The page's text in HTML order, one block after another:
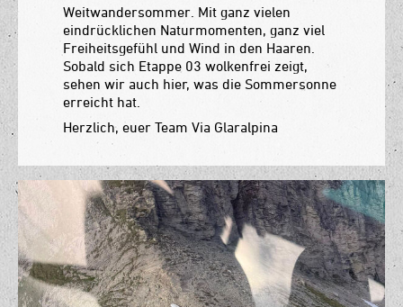
Weitwandersommer. Mit ganz vielen
eindrücklichen Naturmomenten, ganz viel
Freiheitsgefühl und Wind in den Haaren.
Sobald sich Etappe 03 wolkenfrei zeigt,
sehen wir auch hier, was die Sommersonne
erreicht hat.
Herzlich, euer Team Via Glaralpina